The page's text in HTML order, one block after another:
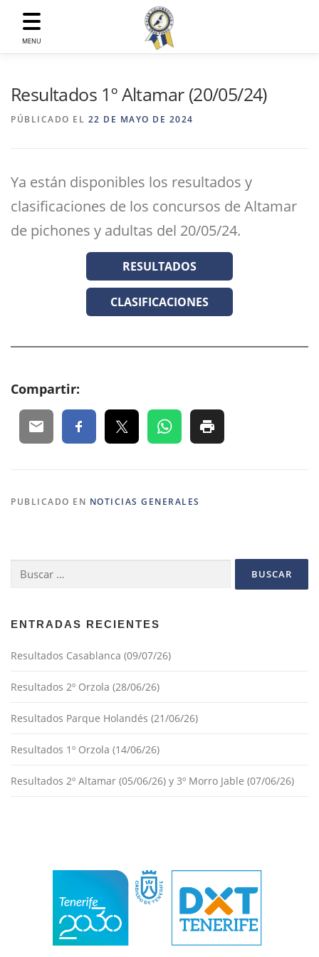
MENU
contenido
Resultados 1º Altamar (20/05/24)
PÚBLICADO EL 22 DE MAYO DE 2024
Ya están disponibles los resultados y
clasificaciones de los concursos de Altamar
de pichones y adultas del 20/05/24.
RESULTADOS
CLASIFICACIONES
Compartir:
PUBLICADO EN NOTICIAS GENERALES
Buscar:
ENTRADAS RECIENTES
Resultados Casablanca (09/07/26)
Resultados 2º Orzola (28/06/26)
Resultados Parque Holandés (21/06/26)
Resultados 1º Orzola (14/06/26)
Resultados 2º Altamar (05/06/26) y 3º Morro Jable (07/06/26)